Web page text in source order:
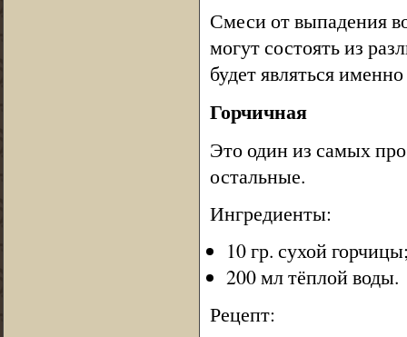
Смеси от выпадения
могут состоять из
будет являться
Горчичная
Это один из самых
остальные.
Ингредиенты:
10 гр. сухой
200 мл тёплой воды.
Рецепт: